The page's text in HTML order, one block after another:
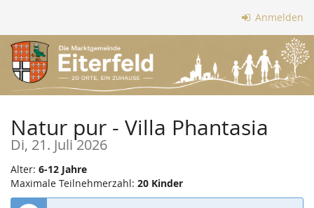
Inhalt
springen
Anmelden
Natur pur - Villa Phantasia
Di, 21. Juli 2026
Alter: 6-12 Jahre
Maximale Teilnehmerzahl: 20 Kinder